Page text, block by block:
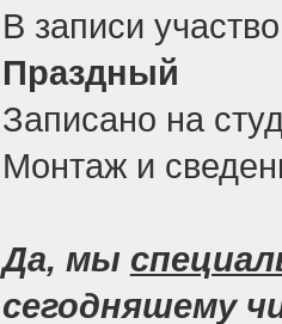
В записи
Праздный
Записано на
Монтаж и
Да, мы
сегодняшему